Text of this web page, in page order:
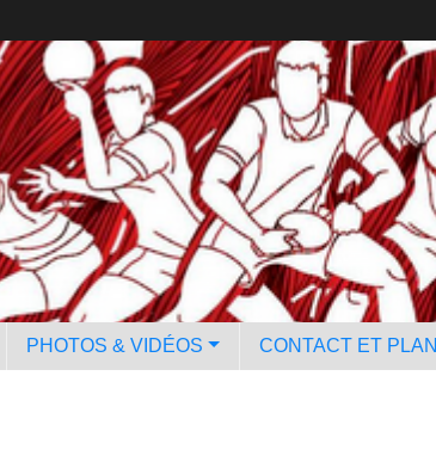
PHOTOS & VIDÉOS CONTACT ET PLAN